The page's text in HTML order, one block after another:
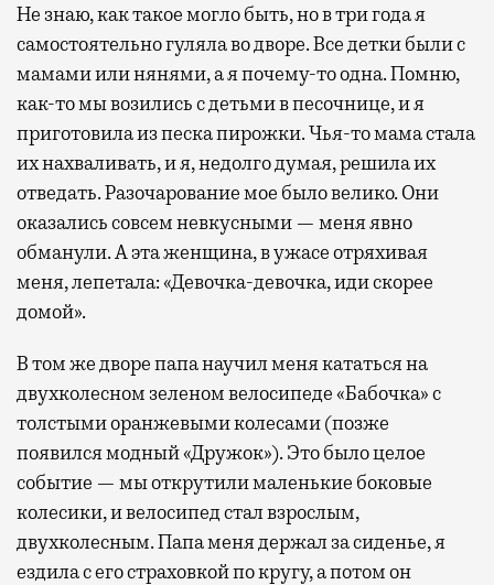
Не знаю, как такое могло быть, но в три года я
самостоятельно гуляла во дворе. Все детки были с
мамами или нянями, а я почему-то одна. Помню,
как-то мы возились с детьми в песочнице, и я
приготовила из песка пирожки. Чья-то мама стала
их нахваливать, и я, недолго думая, решила их
отведать. Разочарование мое было велико. Они
оказались совсем невкусными — меня явно
обманули. А эта женщина, в ужасе отряхивая
меня, лепетала: «Девочка-девочка, иди скорее
домой».
В том же дворе папа научил меня кататься на
двухколесном зеленом велосипеде «Бабочка» с
толстыми оранжевыми колесами (позже
появился модный «Дружок»). Это было целое
событие — мы открутили маленькие боковые
колесики, и велосипед стал взрослым,
двухколесным. Папа меня держал за сиденье, я
ездила с его страховкой по кругу, а потом он